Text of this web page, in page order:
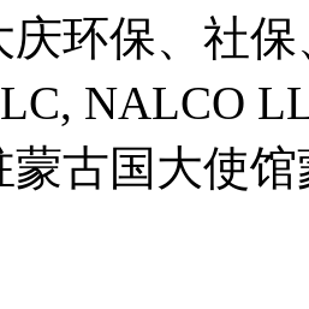
庆环保、社
NALCO
蒙古国大使